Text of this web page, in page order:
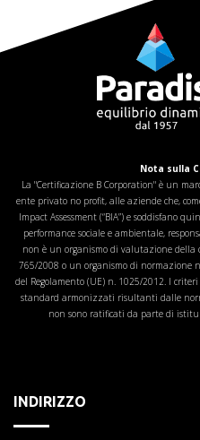
Nota sulla
La "Certificazione B Corporation" è un
ente privato no profit, alle aziende che,
Impact Assessment (“BIA”) e soddisfano
performance sociale e ambientale,
non è un organismo di valutazione della
765/2008 o un organismo di normazione
del Regolamento (UE) n. 1025/2012. I
standard armonizzati risultanti dalle
non sono ratificati da parte di
INDIRIZZO